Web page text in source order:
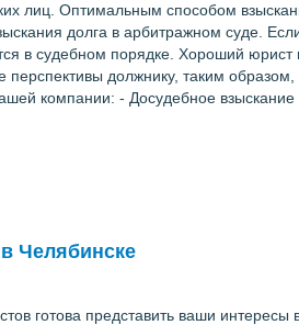
лиц. Оптимальным способом
долга в арбитражном суде.
в судебном порядке. Хороший
должнику, таким образом,
компании: - Досудебное
Челябинске
готова представить ваши